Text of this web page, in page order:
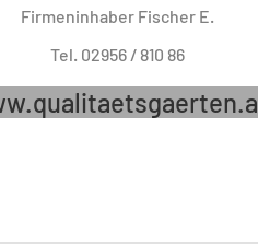
Firmeninhaber Fischer E.
Tel. 02956 / 810 86